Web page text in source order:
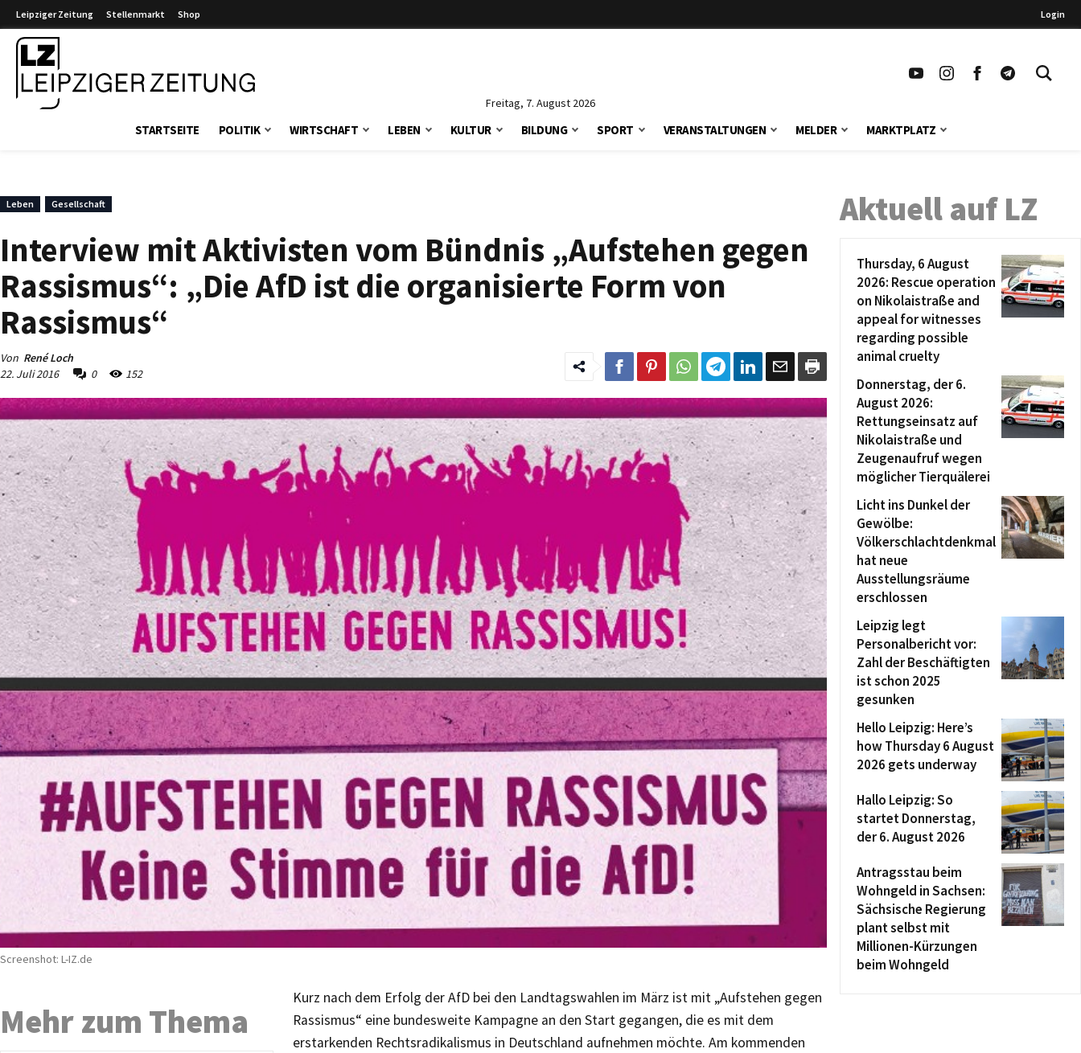
Leipziger Zeitung Stellenmarkt Shop Login
Freitag, 7. August 2026
STARTSEITE POLITIK WIRTSCHAFT LEBEN KULTUR BILDUNG SPORT VERANSTALTUNGEN MELDER MARKTPLATZ
Leben Gesellschaft
Interview mit Aktivisten vom Bündnis „Aufstehen gegen
Rassismus“: „Die AfD ist die organisierte Form von
Rassismus“
Von René Loch
22. Juli 2016
0 152
Screenshot: L-IZ.de
Kurz nach dem Erfolg der AfD bei den Landtagswahlen im März ist mit „Aufstehen gegen
Rassismus“ eine bundesweite Kampagne an den Start gegangen, die es mit dem
erstarkenden Rechtsradikalismus in Deutschland aufnehmen möchte. Am kommenden
Mehr zum Thema
Aktuell auf LZ
Thursday, 6 August
2026: Rescue operation
on Nikolaistraße and
appeal for witnesses
regarding possible
animal cruelty
Donnerstag, der 6.
August 2026:
Rettungseinsatz auf
Nikolaistraße und
Zeugenaufruf wegen
möglicher Tierquälerei
Licht ins Dunkel der
Gewölbe:
Völkerschlachtdenkmal
hat neue
Ausstellungsräume
erschlossen
Leipzig legt
Personalbericht vor:
Zahl der Beschäftigten
ist schon 2025
gesunken
Hello Leipzig: Here’s
how Thursday 6 August
2026 gets underway
Hallo Leipzig: So
startet Donnerstag,
der 6. August 2026
Antragsstau beim
Wohngeld in Sachsen:
Sächsische Regierung
plant selbst mit
Millionen-Kürzungen
beim Wohngeld